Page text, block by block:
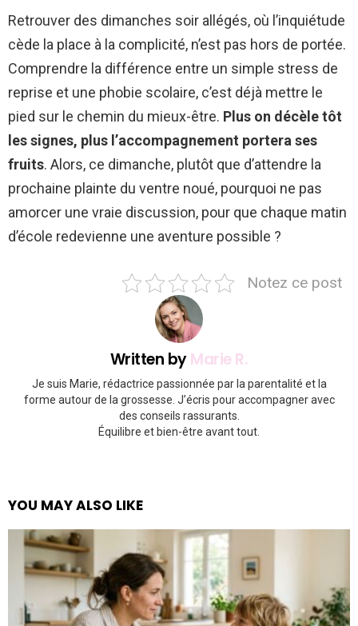
Retrouver des dimanches soir allégés, où l’inquiétude
cède la place à la complicité, n’est pas hors de portée.
Comprendre la différence entre un simple stress de
reprise et une phobie scolaire, c’est déjà mettre le
pied sur le chemin du mieux-être. Plus on décèle tôt
les signes, plus l’accompagnement portera ses
fruits. Alors, ce dimanche, plutôt que d’attendre la
prochaine plainte du ventre noué, pourquoi ne pas
amorcer une vraie discussion, pour que chaque matin
d’école redevienne une aventure possible ?
Notez ce post
Written byMarie R.
Je suis Marie, rédactrice passionnée par la parentalité et la
forme autour de la grossesse. J’écris pour accompagner avec
des conseils rassurants.
Équilibre et bien-être avant tout.
YOU MAY ALSO LIKE